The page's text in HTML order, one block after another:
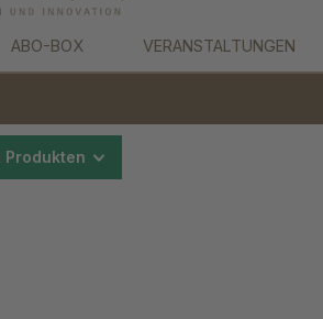
ABO-BOX VERANSTALTUNGEN
Produkten